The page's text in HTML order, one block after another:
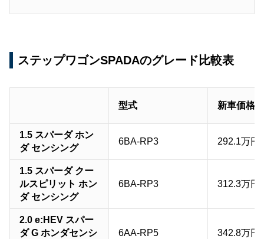
ステップワゴンSPADAのグレード比較表
型式 新車価格
1.5 スパーダ ホン
ダ センシング
6BA-RP3 292.1万円
1.5 スパーダ クー
ルスピリット ホン
ダ センシング
6BA-RP3 312.3万円
2.0 e:HEV スパー
ダ G ホンダセンシ
6AA-RP5 342.8万円